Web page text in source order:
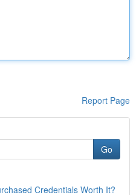
Report Page
Go
Credentials Worth It?